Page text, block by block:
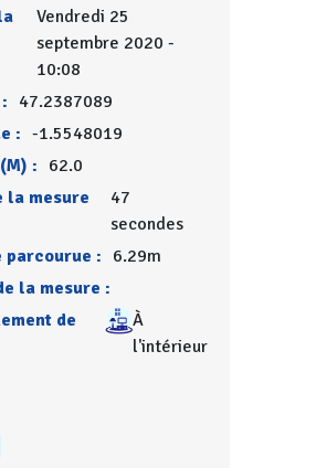
Vendredi 25
septembre 2020 -
10:08
47.2387089
: -1.5548019
: 62.0
la mesure
47
secondes
parcourue : 6.29m
la mesure :
de
À
l'intérieur